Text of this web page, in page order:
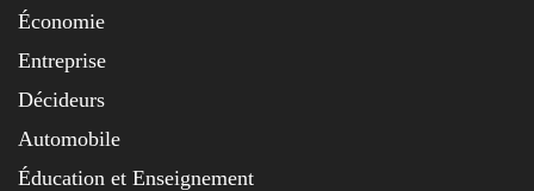
Économie
Entreprise
Décideurs
Automobile
Éducation et Enseignement